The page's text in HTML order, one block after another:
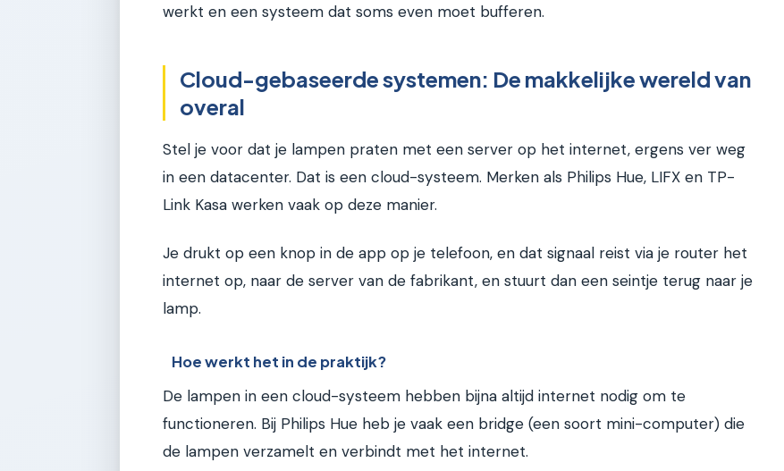
werkt en een systeem dat soms even moet bufferen.
Cloud-gebaseerde systemen: De makkelijke wereld van
overal
Stel je voor dat je lampen praten met een server op het internet, ergens ver weg
in een datacenter. Dat is een cloud-systeem. Merken als Philips Hue, LIFX en TP-
Link Kasa werken vaak op deze manier.
Je drukt op een knop in de app op je telefoon, en dat signaal reist via je router het
internet op, naar de server van de fabrikant, en stuurt dan een seintje terug naar je
lamp.
Hoe werkt het in de praktijk?
De lampen in een cloud-systeem hebben bijna altijd internet nodig om te
functioneren. Bij Philips Hue heb je vaak een bridge (een soort mini-computer) die
de lampen verzamelt en verbindt met het internet.